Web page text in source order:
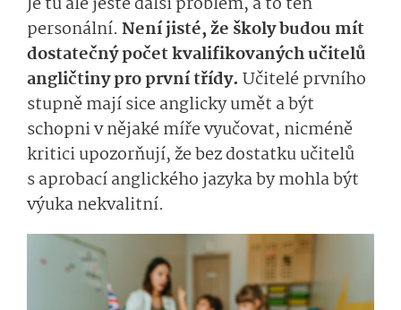
personální. Není jisté, že školy budou mít
dostatečný počet kvalifikovaných učitelů
angličtiny pro první třídy. Učitelé prvního
stupně mají sice anglicky umět a být
schopni v nějaké míře vyučovat, nicméně
kritici upozorňují, že bez dostatku učitelů
s aprobací anglického jazyka by mohla být
výuka nekvalitní.